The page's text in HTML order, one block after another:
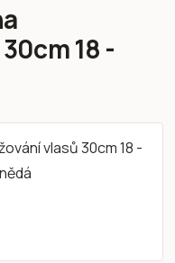
18 -